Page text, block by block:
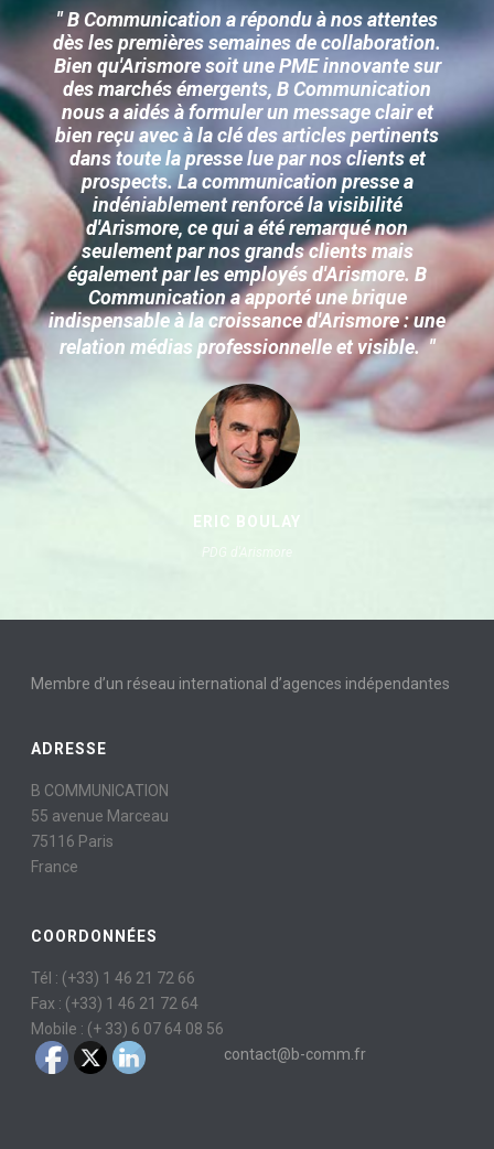
" B Communication a répondu à nos attentes
dès les premières semaines de collaboration.
Bien qu'Arismore soit une PME innovante sur
des marchés émergents, B Communication
nous a aidés à formuler un message clair et
bien reçu avec à la clé des articles pertinents
dans toute la presse lue par nos clients et
prospects. La communication presse a
indéniablement renforcé la visibilité
d'Arismore, ce qui a été remarqué non
seulement par nos grands clients mais
également par les employés d'Arismore. B
Communication a apporté une brique
indispensable à la croissance d'Arismore : une
relation médias professionnelle et visible."
ERIC BOULAY
PDG d'Arismore
Membre d’un réseau international d’agences indépendantes
ADRESSE
B COMMUNICATION
55 avenue Marceau
75116 Paris
France
COORDONNÉES
Tél : (+33) 1 46 21 72 66
Fax : (+33) 1 46 21 72 64
Mobile : (+ 33) 6 07 64 08 56
contact@b-comm.fr